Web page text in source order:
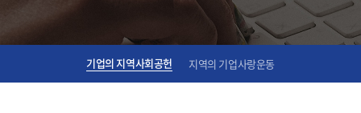
기업의 지역사회공헌 지역의 기업사랑운동